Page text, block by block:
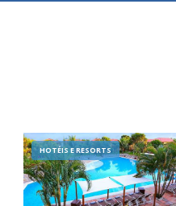
HOTÉIS E RESORTS